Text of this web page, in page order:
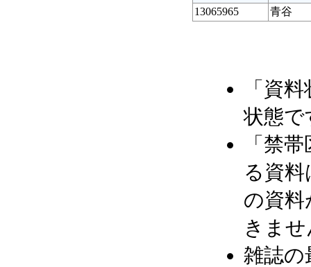
13065965
青谷
「資
状態で
「禁
る資
の資料
きま
雑誌の